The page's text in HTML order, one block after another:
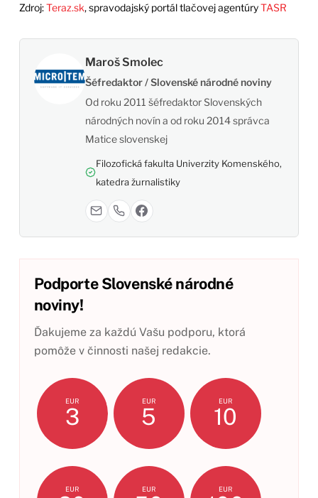
Zdroj:Teraz.sk, spravodajský portál tlačovej agentúryTASR
Maroš Smolec
Šéfredaktor / Slovenské národné noviny
Od roku 2011 šéfredaktor Slovenských
národných novín a od roku 2014 správca
Matice slovenskej
Filozofická fakulta Univerzity Komenského,
katedra žurnalistiky
Podporte Slovenské národné
noviny!
Ďakujeme za každú Vašu podporu, ktorá
pomôže v činnosti našej redakcie.
EUR
3
EUR
5
EUR
10
EUR EUR EUR